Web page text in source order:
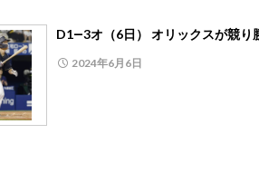
D1―3オ（6日） オリックスが競り
2024年6月6日